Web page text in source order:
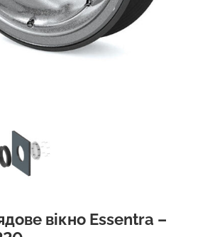
вікно Essentra –